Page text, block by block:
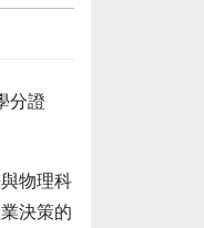
分證
物理科
決策的